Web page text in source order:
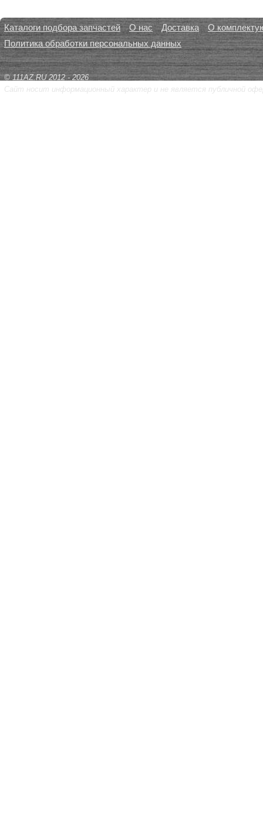
Каталоги подбора запчастей О нас Доставка
О
Политика обработки персональных данных
© 111AZ.RU 2012 - 2026
Сайт носит информационный характер и не является публичной